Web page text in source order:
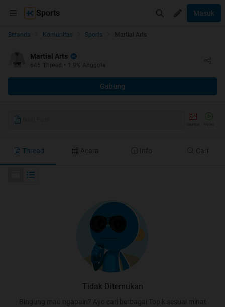
Sports Masuk
Beranda Komunitas Sports Martial Arts
Martial Arts
645 Thread • Anggota
Gabung
Thread Acara Info Cari
Tidak Ditemukan
Bingung mau ngapain? Ayo cari berbagai Topik sesuai minat